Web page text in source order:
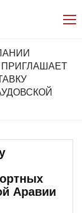
ПРИГЛАШАЕТ
Аравии